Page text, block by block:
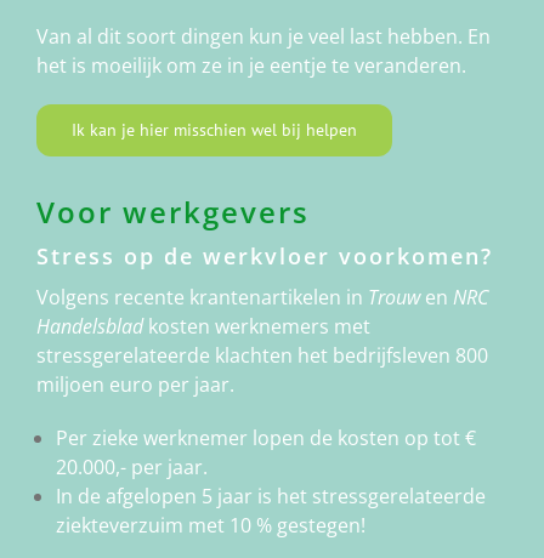
Van al dit soort dingen kun je veel last hebben. En
het is moeilijk om ze in je eentje te veranderen.
Ik kan je hier misschien wel bij helpen
Voor werkgevers
Stress op de werkvloer voorkomen?
Volgens recente krantenartikelen in Trouwen NRC
Handelsbladkosten werknemers met
stressgerelateerde klachten het bedrijfsleven 800
miljoen euro per jaar.
Per zieke werknemer lopen de kosten op tot €
20.000,- per jaar.
In de afgelopen 5 jaar is het stressgerelateerde
ziekteverzuim met 10 % gestegen!